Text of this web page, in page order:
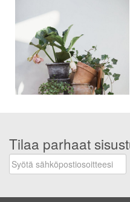
Tilaa parhaat